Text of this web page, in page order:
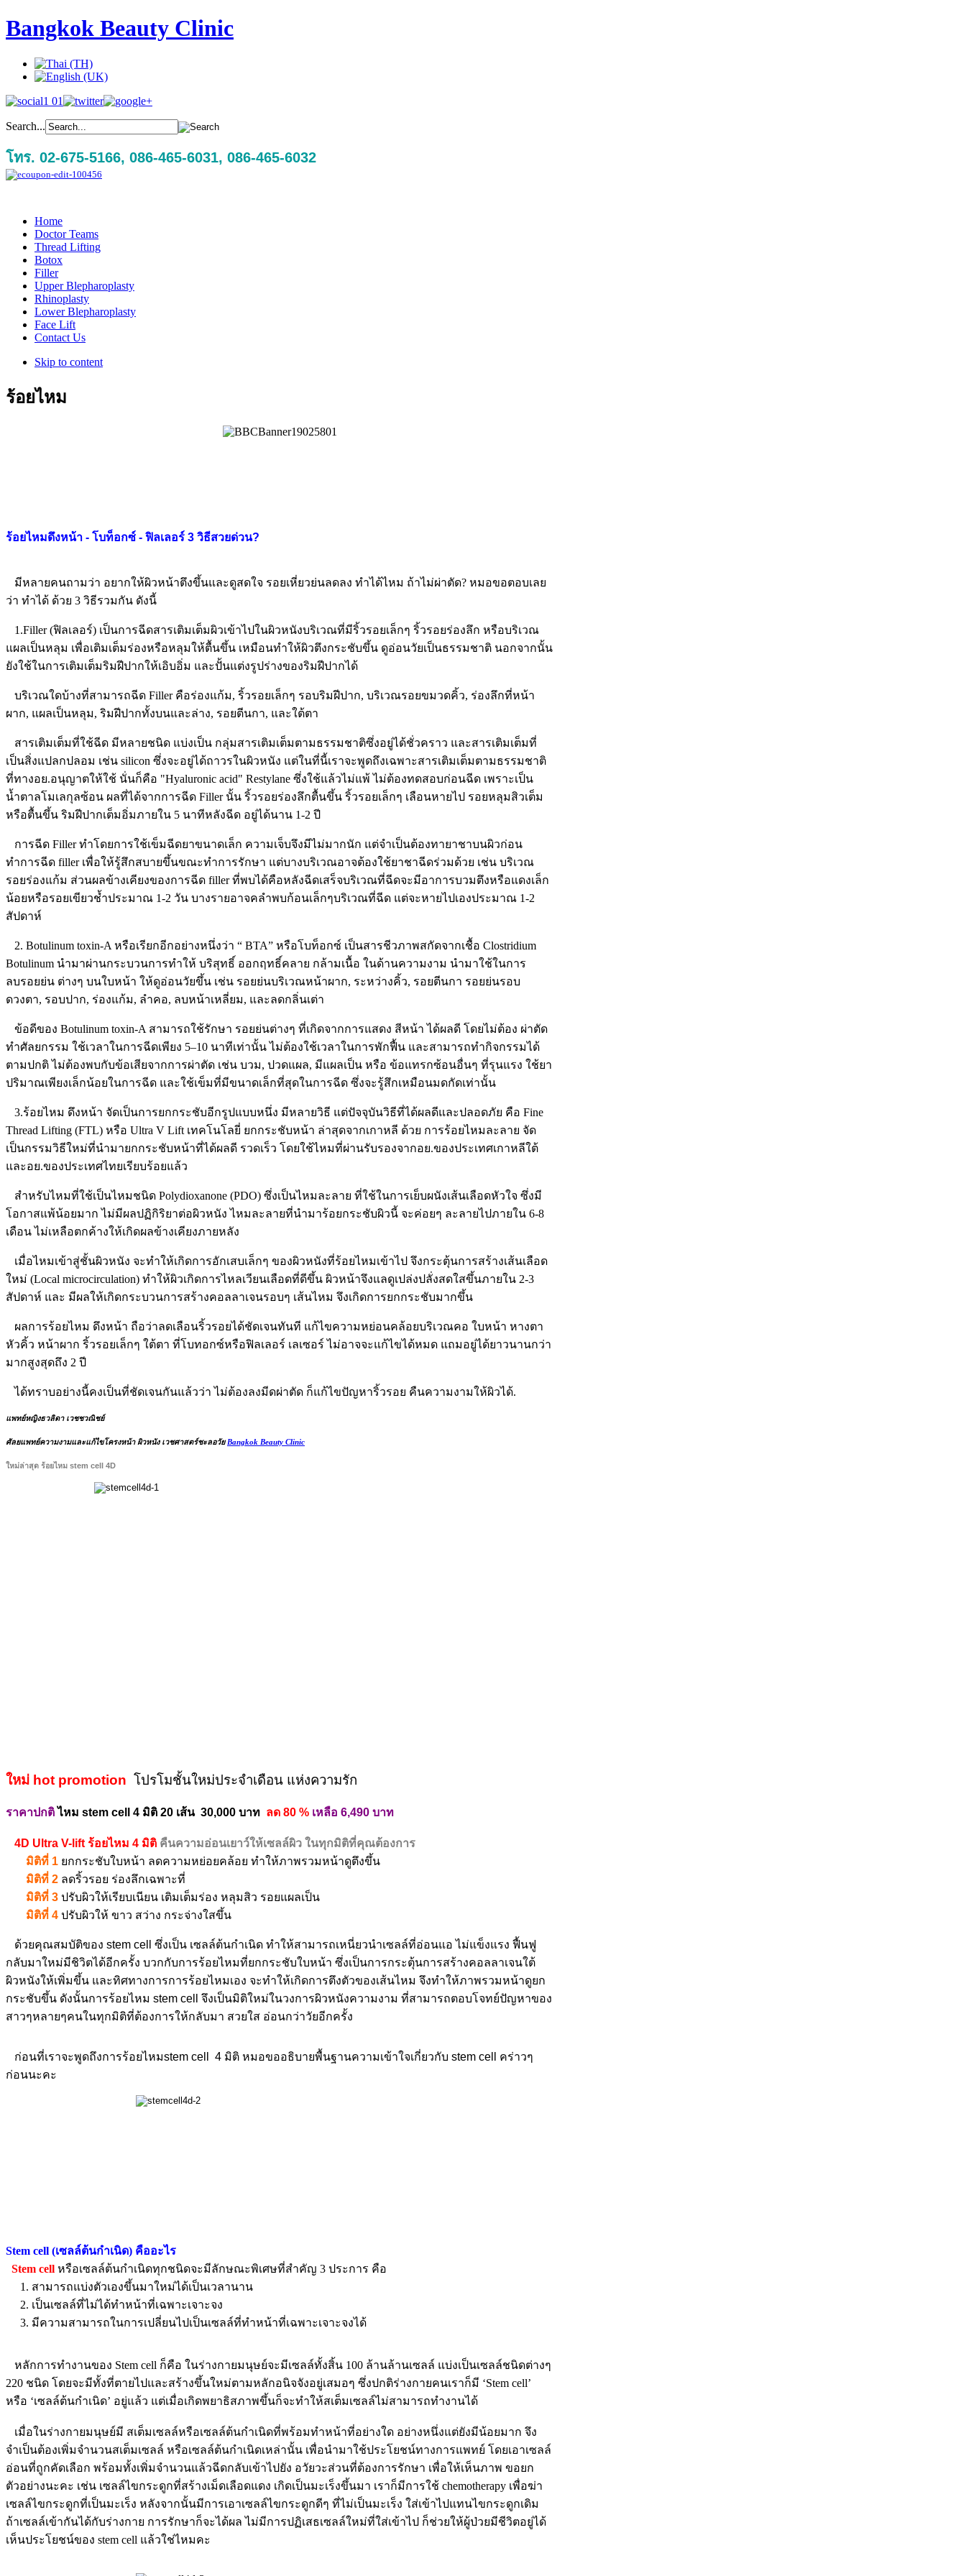
Bangkok Beauty Clinic
Search...
โทร. 02-675-5166, 086-465-6031, 086-465-6032
Home
Doctor Teams
Thread Lifting
Botox
Filler
Upper Blepharoplasty
Rhinoplasty
Lower Blepharoplasty
Face Lift
Contact Us
Skip to content
ร้อยไหม
ร้อยไหมดึงหน้า - โบท็อกซ์ - ฟิลเลอร์ 3 วิธีสวยด่วน?
มีหลายคนถามว่า อยากให้ผิวหน้าตึงขึ้นและดูสดใจ รอยเหี่ยวย่นลดลง ทำได้ไหม ถ้าไม่ผ่าตัด? หมอขอตอบเลย
ว่า ทำได้ ด้วย 3 วิธีรวมกัน ดังนี้
1.Filler (ฟิลเลอร์) เป็นการฉีดสารเติมเต็มผิวเข้าไปในผิวหนังบริเวณที่มีริ้วรอยเล็กๆ ริ้วรอยร่องลึก หรือบริเวณ
แผลเป็นหลุม เพื่อเติมเต็มร่องหรือหลุมให้ตื้นขึ้น เหมือนทำให้ผิวตึงกระชับขึ้น ดูอ่อนวัยเป็นธรรมชาติ นอกจากนั้น
ยังใช้ในการเติมเต็มริมฝีปากให้เอิบอิ่ม และปั้นแต่งรูปร่างของริมฝีปากได้
บริเวณใดบ้างที่สามารถฉีด Filler คือร่องแก้ม, ริ้วรอยเล็กๆ รอบริมฝีปาก, บริเวณรอยขมวดคิ้ว, ร่องลึกที่หน้า
ผาก, แผลเป็นหลุม, ริมฝีปากทั้งบนและล่าง, รอยตีนกา, และใต้ตา
สารเติมเต็มที่ใช้ฉีด มีหลายชนิด แบ่งเป็น กลุ่มสารเติมเต็มตามธรรมชาติซึ่งอยู่ได้ชั่วคราว และสารเติมเต็มที่
เป็นสิ่งแปลกปลอม เช่น silicon ซึ่งจะอยู่ได้ถาวรในผิวหนัง แต่ในที่นี้เราจะพูดถึงเฉพาะสารเติมเต็มตามธรรมชาติ
ที่ทางอย.อนุญาตให้ใช้ นั่นก็คือ "Hyaluronic acid" Restylane ซึ่งใช้แล้วไม่แพ้ ไม่ต้องทดสอบก่อนฉีด เพราะเป็น
น้ำตาลโมเลกุลซ้อน ผลที่ได้จากการฉีด Filler นั้น ริ้วรอยร่องลึกตื้นขึ้น ริ้วรอยเล็กๆ เลือนหายไป รอยหลุมสิวเต็ม
หรือตื้นขึ้น ริมฝีปากเต็มอิ่มภายใน 5 นาทีหลังฉีด อยู่ได้นาน 1-2 ปี
การฉีด Filler ทำโดยการใช้เข็มฉีดยาขนาดเล็ก ความเจ็บจึงมีไม่มากนัก แต่จำเป็นต้องทายาชาบนผิวก่อน
ทำการฉีด filler เพื่อให้รู้สึกสบายขึ้นขณะทำการรักษา แต่บางบริเวณอาจต้องใช้ยาชาฉีดร่วมด้วย เช่น บริเวณ
รอยร่องแก้ม ส่วนผลข้างเคียงของการฉีด filler ที่พบได้คือหลังฉีดเสร็จบริเวณที่ฉีดจะมีอาการบวมตึงหรือแดงเล็ก
น้อยหรือรอยเขียวช้ำประมาณ 1-2 วัน บางรายอาจคลำพบก้อนเล็กๆบริเวณที่ฉีด แต่จะหายไปเองประมาณ 1-2
สัปดาห์
2. Botulinum toxin-A หรือเรียกอีกอย่างหนึ่งว่า “ BTA” หรือโบท็อกซ์ เป็นสารชีวภาพสกัดจากเชื้อ Clostridium
Botulinum นำมาผ่านกระบวนการทำให้ บริสุทธิ์ ออกฤทธิ์คลาย กล้ามเนื้อ ในด้านความงาม นำมาใช้ในการ
ลบรอยย่น ต่างๆ บนใบหน้า ให้ดูอ่อนวัยขึ้น เช่น รอยย่นบริเวณหน้าผาก, ระหว่างคิ้ว, รอยตีนกา รอยย่นรอบ
ดวงตา, รอบปาก, ร่องแก้ม, ลำคอ, ลบหน้าเหลี่ยม, และลดกลิ่นเต่า
ข้อดีของ Botulinum toxin-A สามารถใช้รักษา รอยย่นต่างๆ ที่เกิดจากการแสดง สีหน้า ได้ผลดี โดยไม่ต้อง ผ่าตัด
ทำศัลยกรรม ใช้เวลาในการฉีดเพียง 5–10 นาทีเท่านั้น ไม่ต้องใช้เวลาในการพักฟื้น และสามารถทำกิจกรรมได้
ตามปกติ ไม่ต้องพบกับข้อเสียจากการผ่าตัด เช่น บวม, ปวดแผล, มีแผลเป็น หรือ ข้อแทรกซ้อนอื่นๆ ที่รุนแรง ใช้ยา
ปริมาณเพียงเล็กน้อยในการฉีด และใช้เข็มที่มีขนาดเล็กที่สุดในการฉีด ซึ่งจะรู้สึกเหมือนมดกัดเท่านั้น
3.ร้อยไหม ดึงหน้า จัดเป็นการยกกระชับอีกรูปแบบหนึ่ง มีหลายวิธี แต่ปัจจุบันวิธีที่ได้ผลดีและปลอดภัย คือ Fine
Thread Lifting (FTL) หรือ Ultra V Lift เทคโนโลยี่ ยกกระชับหน้า ล่าสุดจากเกาหลี ด้วย การร้อยไหมละลาย จัด
เป็นกรรมวิธีใหม่ที่นำมายกกระชับหน้าที่ได้ผลดี รวดเร็ว โดยใช้ไหมที่ผ่านรับรองจากอย.ของประเทศเกาหลีใต้
และอย.ของประเทศไทยเรียบร้อยแล้ว
สำหรับไหมที่ใช้เป็นไหมชนิด Polydioxanone (PDO) ซึ่งเป็นไหมละลาย ที่ใช้ในการเย็บผนังเส้นเลือดหัวใจ ซึ่งมี
โอกาสแพ้น้อยมาก ไม่มีผลปฏิกิริยาต่อผิวหนัง ไหมละลายที่นำมาร้อยกระชับผิวนี้ จะค่อยๆ ละลายไปภายใน 6-8
เดือน ไม่เหลือตกค้างให้เกิดผลข้างเคียงภายหลัง
เมื่อไหมเข้าสู่ชั้นผิวหนัง จะทำให้เกิดการอักเสบเล็กๆ ของผิวหนังที่ร้อยไหมเข้าไป จึงกระตุ้นการสร้างเส้นเลือด
ใหม่ (Local microcirculation) ทำให้ผิวเกิดการไหลเวียนเลือดที่ดีขึ้น ผิวหน้าจึงแลดูเปล่งปลั่งสดใสขึ้นภายใน 2-3
สัปดาห์ และ มีผลให้เกิดกระบวนการสร้างคอลลาเจนรอบๆ เส้นไหม จึงเกิดการยกกระชับมากขึ้น
ผลการร้อยไหม ดึงหน้า ถือว่าลดเลือนริ้วรอยได้ชัดเจนทันที แก้ไขความหย่อนคล้อยบริเวณคอ ใบหน้า หางตา
หัวคิ้ว หน้าผาก ริ้วรอยเล็กๆ ใต้ตา ที่โบทอกซ์หรือฟิลเลอร์ เลเซอร์ ไม่อาจจะแก้ไขได้หมด แถมอยู่ได้ยาวนานกว่า
มากสูงสุดถึง 2 ปี
ได้ทราบอย่างนี้คงเป็นที่ชัดเจนกันแล้วว่า ไม่ต้องลงมีดผ่าตัด ก็แก้ไขปัญหาริ้วรอย คืนความงามให้ผิวได้.
แพทย์หญิงธวลิดา เวชชวณิชย์
ศัลยแพทย์ความงามและแก้ไขโครงหน้า ผิวหนัง เวชศาสตร์ชะลอวัยBangkok Beauty Clinic
ใหม่ล่าสุด ร้อยไหม stem cell 4D
ใหม่ hot promotion โปรโมชั้นใหม่ประจำเดือน แห่งความรัก
ราคาปกติไหม stem cell 4 มิติ 20 เส้น 30,000 บาท ลด 80 % เหลือ 6,490 บาท
4D Ultra V-lift ร้อยไหม 4 มิติ คืนความอ่อนเยาว์ให้เซลล์ผิว ในทุกมิติที่คุณต้องการ
มิติที่ 1 ยกกระชับใบหน้า ลดความหย่อยคล้อย ทำให้ภาพรวมหน้าดูตึงขึ้น
มิติที่ 2 ลดริ้วรอย ร่องลึกเฉพาะที่
มิติที่ 3 ปรับผิวให้เรียบเนียน เติมเต็มร่อง หลุมสิว รอยแผลเป็น
มิติที่ 4 ปรับผิวให้ ขาว สว่าง กระจ่างใสขึ้น
ด้วยคุณสมบัติของ stem cell ซึ่งเป็น เซลล์ต้นกำเนิด ทำให้สามารถเหนี่ยวนำเซลล์ที่อ่อนแอ ไม่แข็งแรง ฟื้นฟู
กลับมาใหม่มีชิวิตได้อีกครั้ง บวกกับการร้อยไหมที่ยกกระชับใบหน้า ซึ่งเป็นการกระตุ้นการสร้างคอลลาเจนใต้
ผิวหนังให้เพิ่มขึ้น และทิศทางการการร้อยไหมเอง จะทำให้เกิดการตึงตัวของเส้นไหม จึงทำให้ภาพรวมหน้าดูยก
กระชับขึ้น ดังนั้นการร้อยไหม stem cell จึงเป็นมิติใหม่ในวงการผิวหนังความงาม ที่สามารถตอบโจทย์ปัญหาของ
สาวๆหลายๆคนในทุกมิติที่ต้องการให้กลับมา สวยใส อ่อนกว่าวัยอีกครั้ง
ก่อนที่เราจะพูดถึงการร้อยไหมstem cell 4 มิติ หมอขออธิบายพื้นฐานความเข้าใจเกี่ยวกับ stem cell คร่าวๆ
ก่อนนะคะ
Stem cell (เซลล์ต้นกำเนิด) คืออะไร
Stem cell หรือเซลล์ต้นกำเนิดทุกชนิดจะมีลักษณะพิเศษที่สำคัญ 3 ประการ คือ
1. สามารถแบ่งตัวเองขึ้นมาใหม่ได้เป็นเวลานาน
2. เป็นเซลล์ที่ไม่ได้ทำหน้าที่เฉพาะเจาะจง
3. มีความสามารถในการเปลี่ยนไปเป็นเซลล์ที่ทำหน้าที่เฉพาะเจาะจงได้
หลักการทำงานของ Stem cell ก็คือ ในร่างกายมนุษย์จะมีเซลล์ทั้งสิ้น 100 ล้านล้านเซลล์ แบ่งเป็นเซลล์ชนิดต่างๆ
220 ชนิด โดยจะมีทั้งที่ตายไปและสร้างขึ้นใหม่ตามหลักอนิจจังอยู่เสมอๆ ซึ่งปกติร่างกายคนเราก็มี ‘Stem cell’
หรือ ‘เซลล์ต้นกำเนิด’ อยู่แล้ว แต่เมื่อเกิดพยาธิสภาพขึ้นก็จะทำให้สเต็มเซลล์ไม่สามารถทำงานได้
เมื่อในร่างกายมนุษย์มี สเต็มเซลล์หรือเซลล์ต้นกำเนิดที่พร้อมทำหน้าที่อย่างใด อย่างหนึ่งแต่ยังมีน้อยมาก จึง
จำเป็นต้องเพิ่มจำนวนสเต็มเซลล์ หรือเซลล์ต้นกำเนิดเหล่านั้น เพื่อนำมาใช้ประโยชน์ทางการแพทย์ โดยเอาเซลล์
อ่อนที่ถูกคัดเลือก พร้อมทั้งเพิ่มจำนวนแล้วฉีดกลับเข้าไปยัง อวัยวะส่วนที่ต้องการรักษา เพื่อให้เห็นภาพ ขอยก
ตัวอย่างนะคะ เช่น เซลล์ไขกระดูกที่สร้างเม็ดเลือดแดง เกิดเป็นมะเร็งขึ้นมา เราก็มีการใช้ chemotherapy เพื่อฆ่า
เซลล์ไขกระดูกที่เป็นมะเร็ง หลังจากนั้นมีการเอาเซลล์ไขกระดูกดีๆ ที่ไม่เป็นมะเร็ง ใส่เข้าไปแทนไขกระดูกเดิม
ถ้าเซลล์เข้ากันได้กับร่างกาย การรักษาก็จะได้ผล ไม่มีการปฏิเสธเซลล์ใหม่ที่ใส่เข้าไป ก็ช่วยให้ผู้ป่วยมีชีวิตอยู่ได้
เห็นประโยชน์ของ stem cell แล้วใช่ไหมคะ
ด
ห้
รถ
ว